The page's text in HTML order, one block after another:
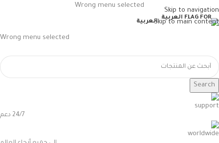
Skip to navigation
Skip to main content
Wrong menu selected
العربية
Wrong menu selected
Search
24/7 دعم